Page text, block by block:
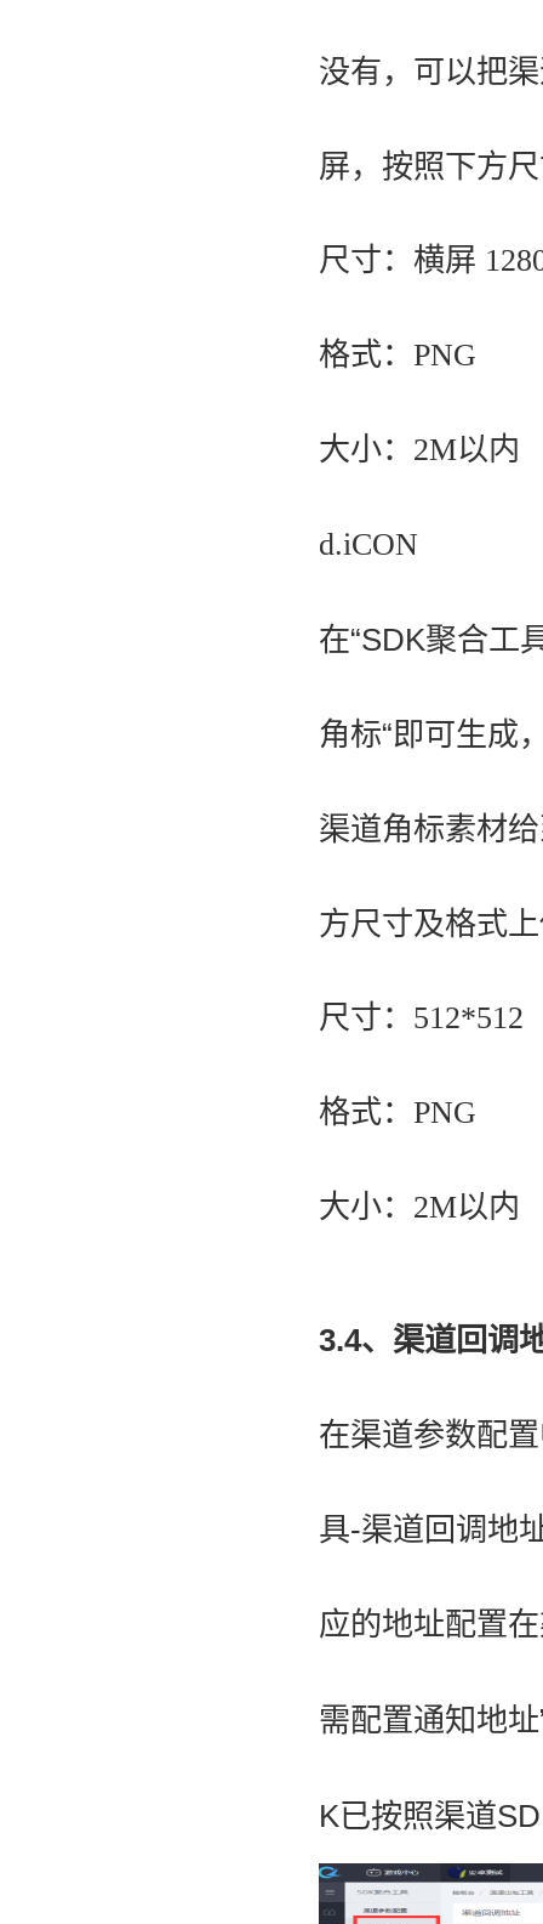
没有，可以把
屏，按照下方
尺寸：横屏
格式：PNG
大小：2M以内
d.iCON
在“SDK聚合工
角标“即可生成
渠道角标素材
方尺寸及格式
尺寸：512*512
格式：PNG
大小：2M以内
3.4、渠道回调
在渠道参数配
具-渠道回调地
应的地址配置
需配置通知地址
K已按照渠道